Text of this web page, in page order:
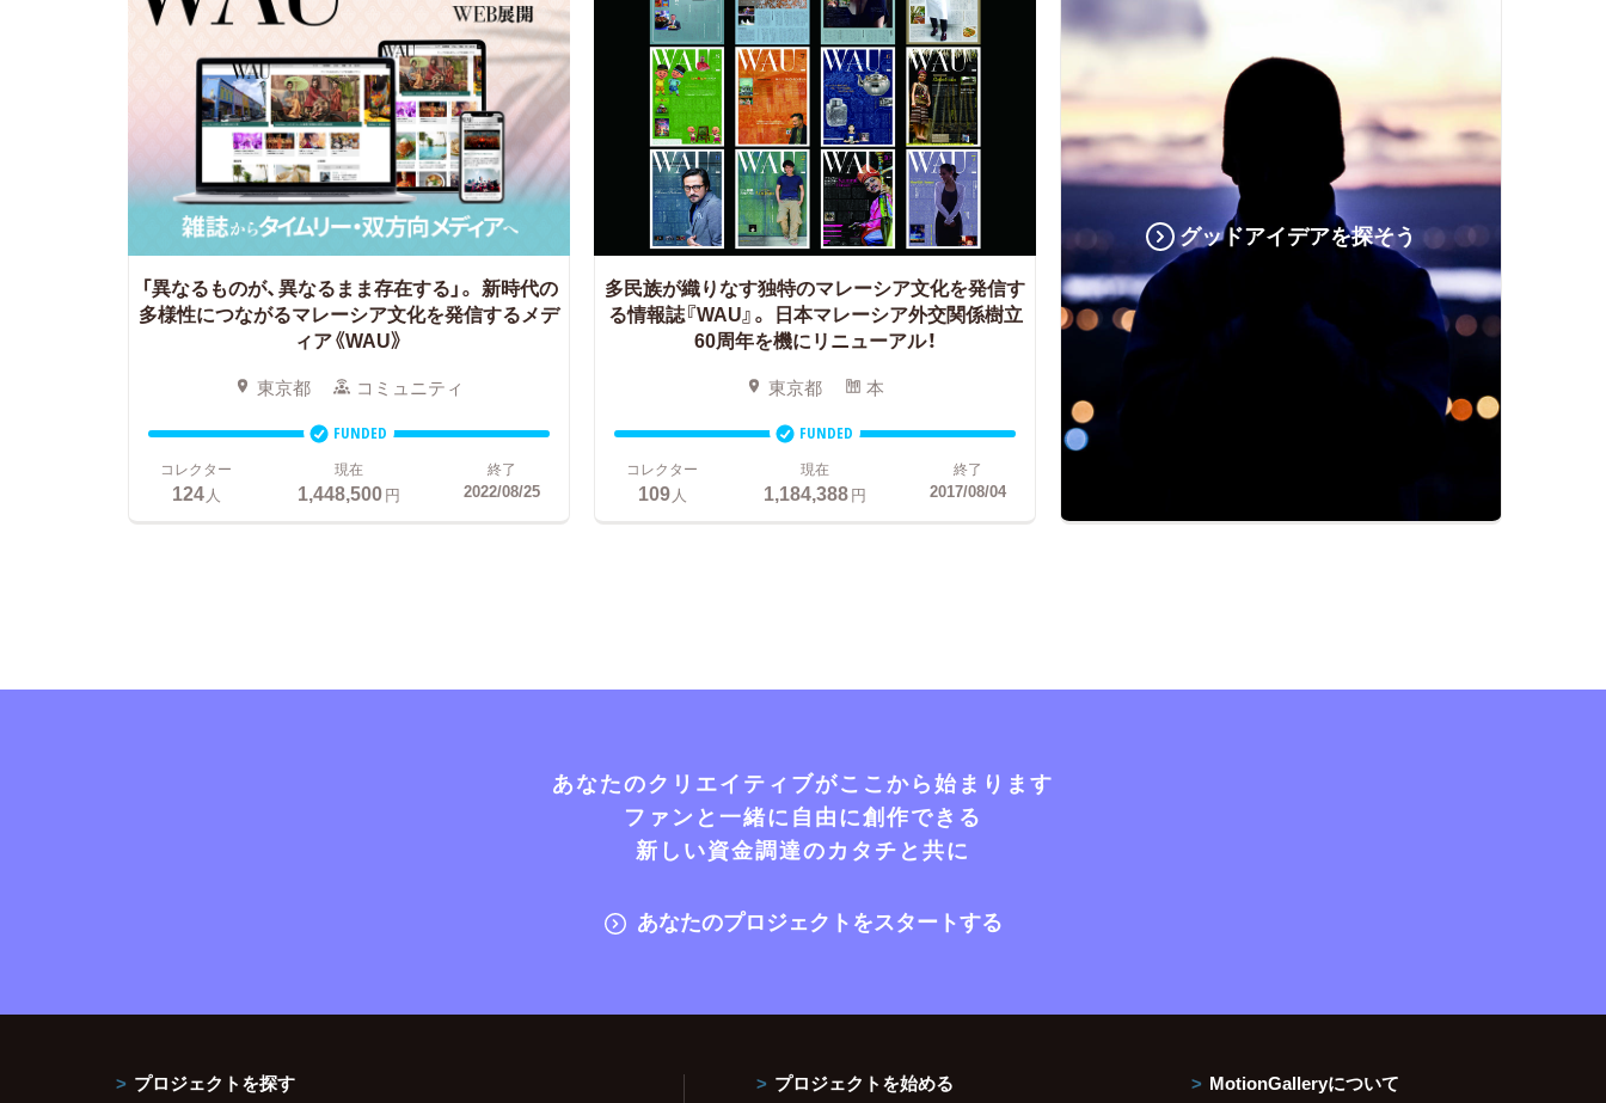
「異なるものが、異なるまま存在する」。 新時代の
多様性につながるマレーシア文化を発信するメデ
ィア《WAU》
東京都 コミュニティ
FUNDED
コレクター
124人
現在
1,448,500円
終了
2022/08/25
多民族が織りなす独特のマレーシア文化を発信す
る情報誌『WAU』。 日本マレーシア外交関係樹立
60周年を機にリニューアル！
東京都 本
FUNDED
コレクター
109人
現在
1,184,388円
終了
2017/08/04
グッドアイデアを探そう
あなたのクリエイティブがここから始まります
ファンと一緒に自由に創作できる
新しい資金調達のカタチと共に
あなたのプロジェクトをスタートする
プロジェクトを探す
プロジェクトを始める
MotionGalleryについて